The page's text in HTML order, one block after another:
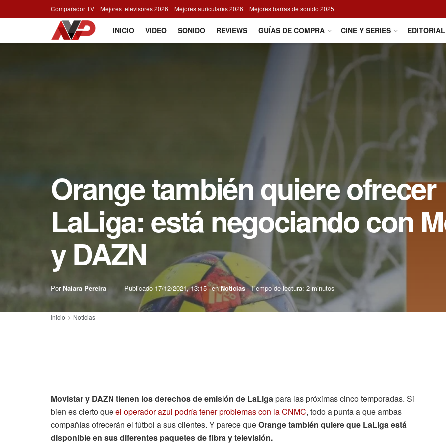
Comparador TV Mejores televisores 2026 Mejores auriculares 2026 Mejores barras de sonido 2025
INICIO VIDEO SONIDO REVIEWS GUÍAS DE COMPRA CINE Y SERIES EDITORIAL
Orange también quiere ofrecer
LaLiga: está negociando con
y DAZN
Por Naiara Pereira Publicado 17/12/2021, 13:15 en Noticias Tiempo de lectura: 2 minutos
Inicio Noticias
Movistar y DAZN tienen los derechos de emisión de LaLigapara las próximas cinco temporadas. Si
bien es cierto queel operador azul podría tener problemas con la CNMC, todo a punta a que ambas
compañías ofrecerán el fútbol a sus clientes. Y parece queOrange también quiere que LaLiga está
disponible en sus diferentes paquetes de fibra y televisión.